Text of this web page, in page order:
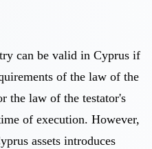
can be valid in Cyprus if
of the law of the
the law of the testator's
of execution. However,
assets introduces